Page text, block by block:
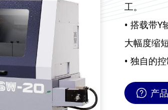
工。
• 搭载带
大幅度缩
• 独自的
产